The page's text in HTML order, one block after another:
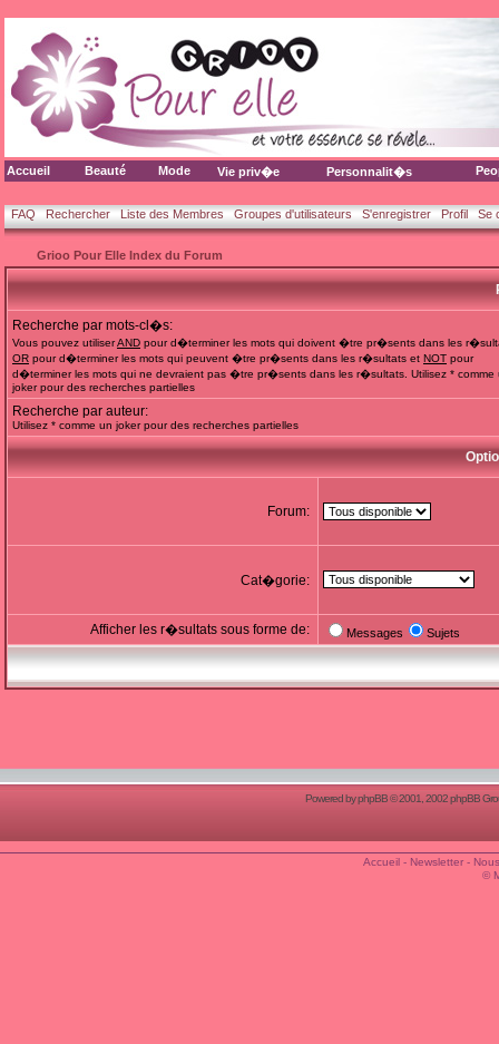
Accueil Beauté Mode Vie priv�e Personnalit�s
FAQ Rechercher Liste des Membres Groupes d'utilisateurs S'enregistrer Profil Se
Grioo Pour Elle Index du Forum
Recherche par mots-cl�s:
Vous pouvez utiliserAND pour d�terminer les mots qui doivent �tre pr�sents dans les
OR pour d�terminer les mots qui peuvent �tre pr�sents dans les r�sultats et NOT pour
d�terminer les mots qui ne devraient pas �tre pr�sents dans les r�sultats. Utilisez * comme
joker pour des recherches partielles
Recherche par auteur:
Utilisez * comme un joker pour des recherches partielles
Forum:
Cat�gorie:
Afficher les r�sultats sous forme de: Messages Sujets
Powered byphpBB© 2001, 2002 phpBB
Accueil- Newsletter-
©